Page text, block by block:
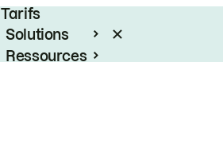
Tarifs
Solutions
Ressources